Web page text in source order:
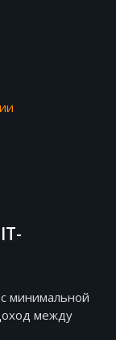
минимальной
между